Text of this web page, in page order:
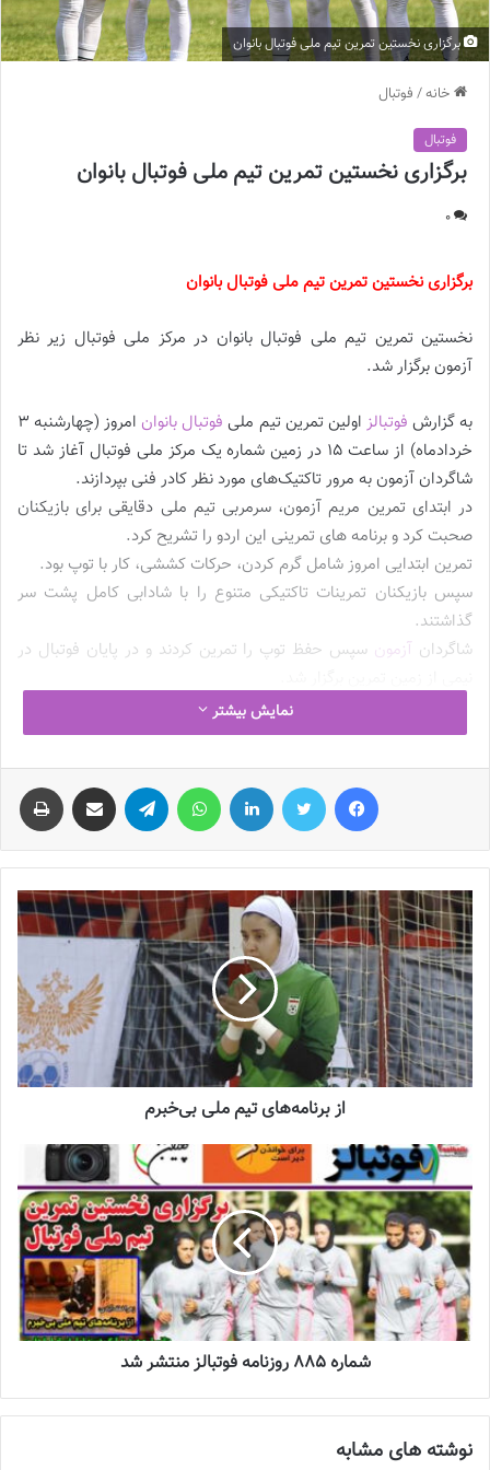
برگزاری نخستین تمرین تیم ملی فوتبال بانوان
خانه/ فوتبال
فوتبال
برگزاری نخستین تمرین تیم ملی فوتبال بانوان
0
برگزاری نخستین تمرین تیم ملی فوتبال بانوان
نخستین تمرین تیم ملی فوتبال بانوان در مرکز ملی فوتبال زیر نظر
آزمون برگزار شد.
به گزارش فوتبالز اولین تمرین تیم ملی فوتبال بانوان
امروز (چهارشنبه 3
خردادماه) از ساعت 15 در زمین شماره یک مرکز ملی فوتبال آغاز شد تا
شاگردان آزمون به مرور تاکتیک‌های مورد نظر کادر فنی بپردازند.
در ابتدای تمرین مریم آزمون، سرمربی تیم ملی دقایقی برای بازیکنان
صحبت کرد و برنامه های تمرینی این اردو را تشریح کرد.
تمرین ابتدایی امروز شامل گرم کردن، حرکات کششی، کار با توپ بود.
سپس بازیکنان تمرینات تاکتیکی متنوع را با شادابی کامل پشت سر
گذاشتند.
شاگردان آزمون سپس حفظ توپ را تمرین کردند و در پایان فوتبال در
اردوی فوق تا روز چهارشنبه دهم خردادماه ادامه خواهد داشت.
گفتنی است، تیم ملیفوتبال بانوان
کشورمان در گروه A با تیم های
استرالیا، چین تایپه، فیلیپین همگروه است.
برنامه مسابقات گروه A به شرح زیر است:
پنجشنبه 4 آبان ماه 1402
استرالیا – ایران
چین تایپه – فیلیپین
یکشنبه 7 آبان ماه 1402
ایران – چین تایپه
فیلیپین – استرالیا
چهارشنبه 10 آبان ماه 1402
استرالیا – چین تایپه
می‌شود تا در نهایت دو نماینده قاره آسیا درالمپیک
۲۰۲۴ پاریس
مشخص شوند.
نوشته های مشابه
چالش هاى ليست جدید تيم ملى فوتبال
زنان
2023-06-14
تازه‌ترین خبرها از درمان ۲ ملی‌پوش فوتبال
نمایش بیشتر
از برنامه‌های تیم ملی بی‌خبرم
شماره 885 روزنامه فوتبالز منتشر شد
نوشته های مشابه